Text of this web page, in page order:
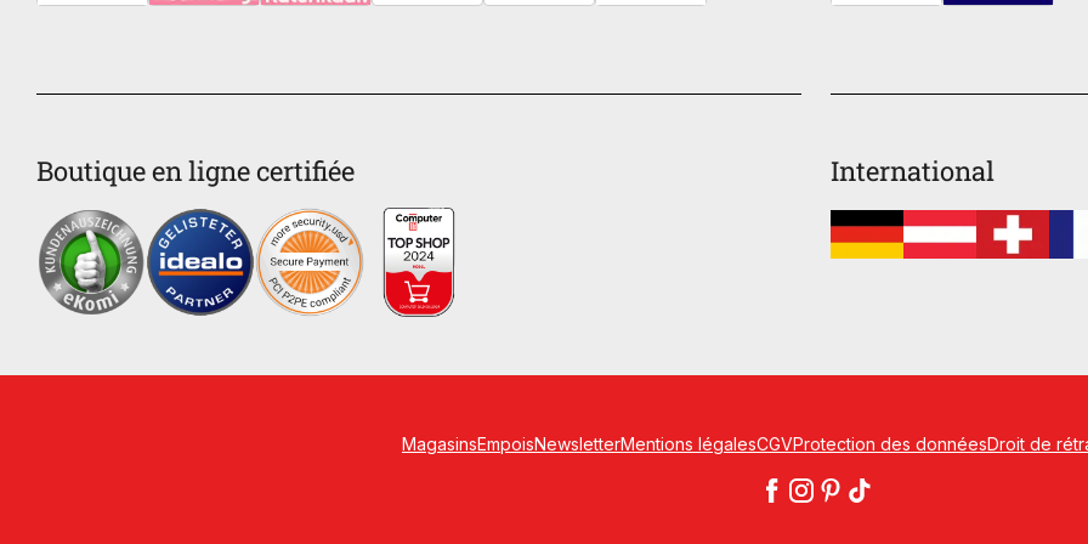
Boutique en ligne certifiée International
MagasinsEmpoisNewsletterMentions légalesCGVProtection des donnéesDroit de